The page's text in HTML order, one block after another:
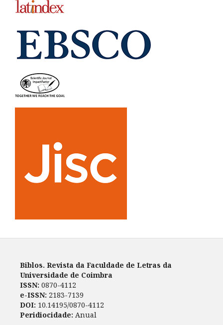
Biblos. Revista da Faculdade de Letras da
Universidade de Coimbra
ISSN: 0870-4112
e-ISSN: 2183-7139
DOI: 10.14195/0870-4112
Peridiocidade: Anual